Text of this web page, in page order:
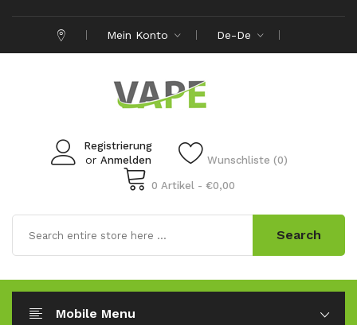
Mein Konto De-De
Registrierung
or Anmelden Wunschliste (0)
0 Artikel - €0,00
Search
Mobile Menu